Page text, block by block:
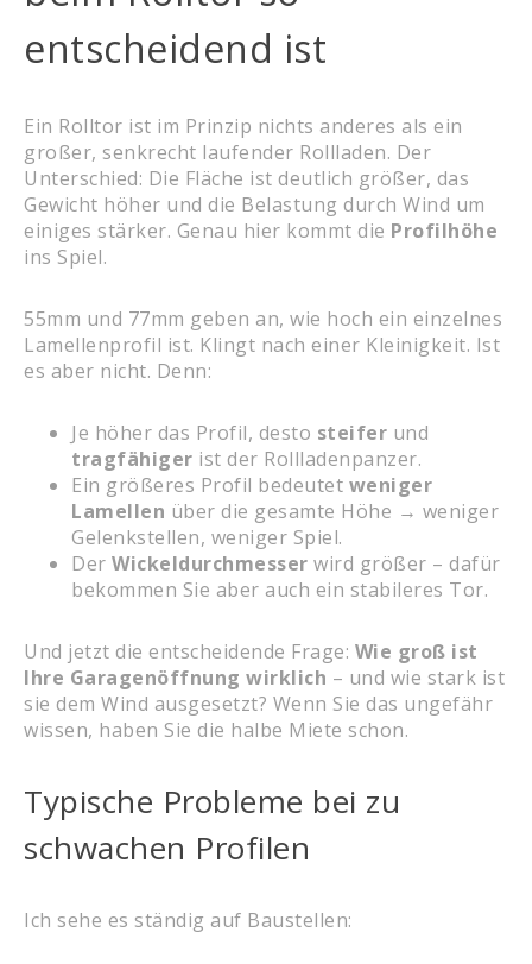
entscheidend ist
Ein Rolltor ist im Prinzip nichts anderes als ein
großer, senkrecht laufender Rollladen. Der
Unterschied: Die Fläche ist deutlich größer, das
Gewicht höher und die Belastung durch Wind um
einiges stärker. Genau hier kommt die Profilhöhe
ins Spiel.
55mm und 77mm geben an, wie hoch ein einzelnes
Lamellenprofil ist. Klingt nach einer Kleinigkeit. Ist
es aber nicht. Denn:
Je höher das Profil, desto steifer und
tragfähiger ist der Rollladenpanzer.
Ein größeres Profil bedeutet weniger
Lamellen über die gesamte Höhe → weniger
Gelenkstellen, weniger Spiel.
Der Wickeldurchmesser wird größer – dafür
bekommen Sie aber auch ein stabileres Tor.
Und jetzt die entscheidende Frage: Wie groß ist
Ihre Garagenöffnung wirklich – und wie stark ist
sie dem Wind ausgesetzt? Wenn Sie das ungefähr
wissen, haben Sie die halbe Miete schon.
Typische Probleme bei zu
schwachen Profilen
Ich sehe es ständig auf Baustellen: